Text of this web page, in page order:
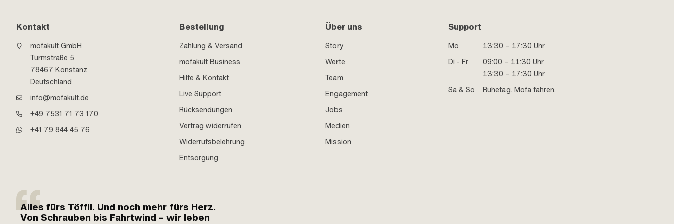
Kontakt
mofakult GmbH
Turmstraße 5
78467 Konstanz
Deutschland
info@mofakult.de
+49 7531 71 73 170
+41 79 844 45 76
Bestellung
Zahlung & Versand
mofakult Business
Hilfe & Kontakt
Live Support
Rücksendungen
Vertrag widerrufen
Widerrufsbelehrung
Entsorgung
Über uns
Story
Werte
Team
Engagement
Jobs
Medien
Mission
Support
Mo
13:30 – 17:30 Uhr
Di - Fr
09:00 – 11:30 Uhr
13:30 – 17:30 Uhr
Sa & So
Ruhetag. Mofa fahren.
Alles fürs Töffli. Und noch mehr fürs Herz.
Von Schrauben bis Fahrtwind – wir leben